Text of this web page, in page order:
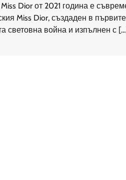
Dior от 2021 година е
Miss Dior, създаден в първите
световна война и изпълнен с